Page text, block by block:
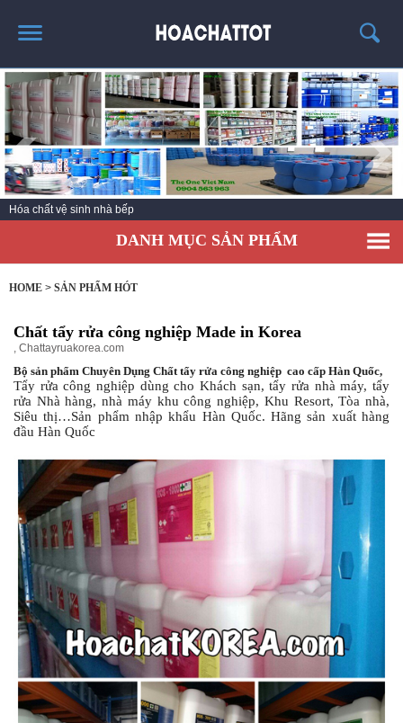
TRANG CHỦ
GIỚI THIỆU
SẢN PHẨM HÓT
KINH NGHIỆM & TIN TỨC
LIÊN HỆ
Hóa chất vệ sinh nhà bếp
DANH MỤC SẢN PHẨM
HOME > SẢN PHẨM HÓT
Chất tẩy rửa công nghiệp Made in Korea
, Chattayruakorea.com
Bộ sản phẩm Chuyên Dụng Chất tẩy rửa công nghiệp cao cấp Hàn Quốc,
Tẩy rửa công nghiệp dùng cho Khách sạn, tẩy rửa nhà máy, tẩy
rửa Nhà hàng, nhà máy khu công nghiệp, Khu Resort, Tòa nhà,
Siêu thị…Sản phẩm nhập khẩu Hàn Quốc. Hãng sản xuất hàng
đầu Hàn Quốc